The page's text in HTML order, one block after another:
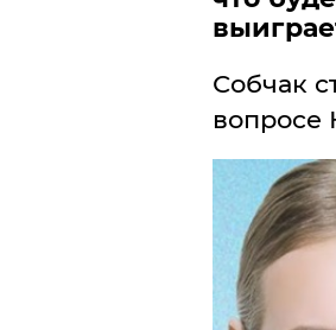
Собчак
вопросе